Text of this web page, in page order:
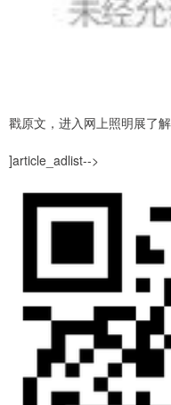
戳原文，进入网上照明展了
]article_adlist-->